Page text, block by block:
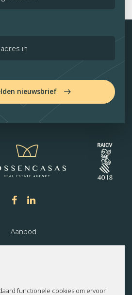
nieuwsbrief
Aanbod
functionele cookies om ervoor